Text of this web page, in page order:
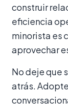
construir
eficiencia
minorista es
aprovechar
No deje que
atrás.